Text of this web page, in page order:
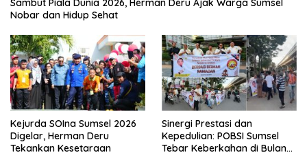
Sambut Piala Dunia 2026, Herman Deru Ajak Warga Sumsel
Nobar dan Hidup Sehat
Kejurda SOIna Sumsel 2026
Digelar, Herman Deru
Tekankan Kesetaraan
Sinergi Prestasi dan
Kepedulian: POBSI Sumsel
Tebar Keberkahan di Bulan